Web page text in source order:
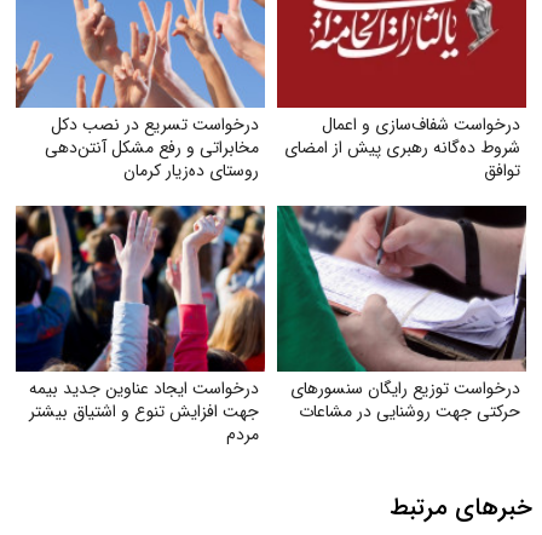
درخواست شفاف‌سازی و اعمال
شروط ده‌گانه رهبری پیش از امضای
توافق
درخواست تسریع در نصب دکل
مخابراتی و رفع مشکل آنتن‌دهی
روستای ده‌زیار کرمان
درخواست توزیع رایگان سنسورهای
حرکتی جهت روشنایی در مشاعات
درخواست ایجاد عناوین جدید بیمه
جهت افزایش تنوع و اشتیاق بیشتر
مردم
خبرهای مرتبط